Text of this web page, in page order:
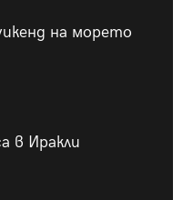
на морето
в Иракли